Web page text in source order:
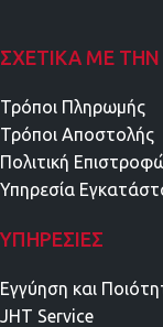
ΣΧΕΤΙΚΑ ΜΕ ΤΗΝ
Τρόποι Πληρωμής
Τρόποι Αποστολής
Πολιτική
Υπηρεσία
ΥΠΗΡΕΣΊΕΣ
Εγγύηση και
JHT Service